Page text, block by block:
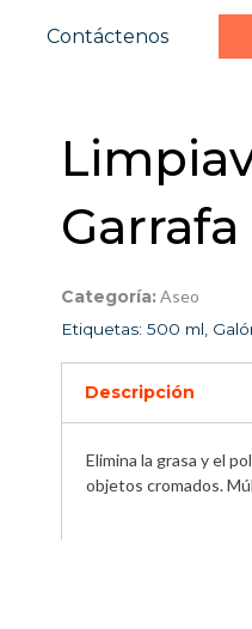
Contáctenos
Garrafa
Categoría: Aseo
Etiquetas: 500 ml
Descripción
Elimina la grasa y el
objetos cromados.